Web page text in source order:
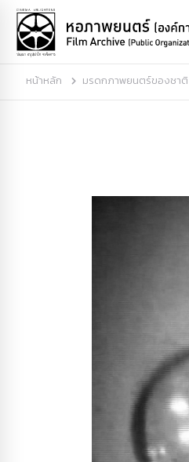
หน้าหลัก มรดกภาพยนตร์ของชาติ